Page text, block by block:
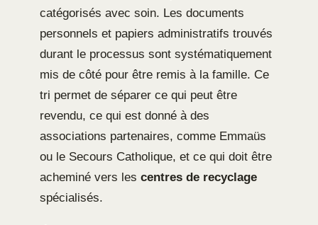
catégorisés avec soin. Les documents
personnels et papiers administratifs trouvés
durant le processus sont systématiquement
mis de côté pour être remis à la famille. Ce
tri permet de séparer ce qui peut être
revendu, ce qui est donné à des
associations partenaires, comme Emmaüs
ou le Secours Catholique, et ce qui doit être
acheminé vers les centres de recyclage
spécialisés.